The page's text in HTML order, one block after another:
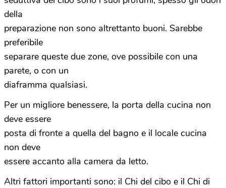
della
preparazione non sono altrettanto buoni. Sarebbe
preferibile
separare queste due zone, ove possibile con una
parete, o con un
diaframma qualsiasi.
Per un migliore benessere, la porta della cucina non
deve essere
posta di fronte a quella del bagno e il locale cucina
non deve
essere accanto alla camera da letto.
Altri fattori importanti sono: il Chi del cibo e il Chi di